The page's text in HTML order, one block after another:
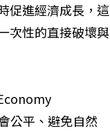
促進經濟成長，這
次性的直接破壞與
公平、避免自然